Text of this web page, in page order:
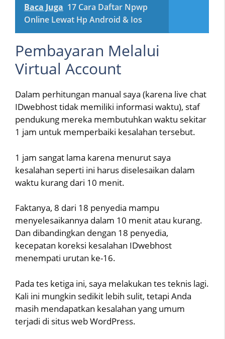
Baca Juga 17 Cara Daftar Npwp
Online Lewat Hp Android & Ios
Pembayaran Melalui
Virtual Account
Dalam perhitungan manual saya (karena live chat
IDwebhost tidak memiliki informasi waktu), staf
pendukung mereka membutuhkan waktu sekitar
1 jam untuk memperbaiki kesalahan tersebut.
1 jam sangat lama karena menurut saya
kesalahan seperti ini harus diselesaikan dalam
waktu kurang dari 10 menit.
Faktanya, 8 dari 18 penyedia mampu
menyelesaikannya dalam 10 menit atau kurang.
Dan dibandingkan dengan 18 penyedia,
kecepatan koreksi kesalahan IDwebhost
menempati urutan ke-16.
Pada tes ketiga ini, saya melakukan tes teknis lagi.
Kali ini mungkin sedikit lebih sulit, tetapi Anda
masih mendapatkan kesalahan yang umum
terjadi di situs web WordPress.